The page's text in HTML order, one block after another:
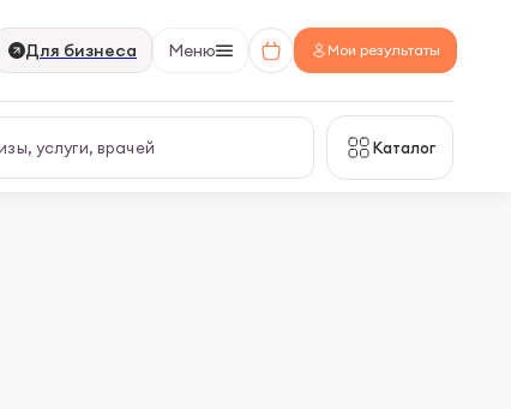
Для бизнеса Меню Мои результаты
Каталог